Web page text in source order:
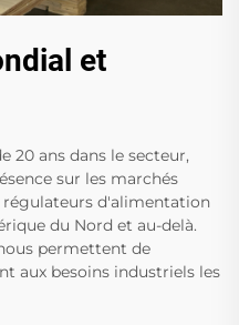
et
20 ans dans le secteur,
sur les marchés
d'alimentation
du Nord et au-delà.
permettent de
aux besoins industriels les